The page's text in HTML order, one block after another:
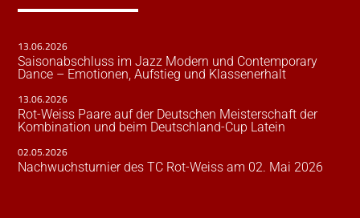
13.06.2026
Saisonabschluss im Jazz Modern und Contemporary
Dance – Emotionen, Aufstieg und Klassenerhalt
13.06.2026
Rot-Weiss Paare auf der Deutschen Meisterschaft der
Kombination und beim Deutschland-Cup Latein
02.05.2026
Nachwuchsturnier des TC Rot-Weiss am 02. Mai 2026